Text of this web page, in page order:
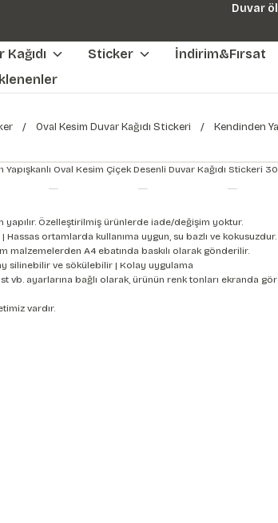
Duvar
Kağıdı Sticker İndirim&Fırsat
Oval Kesim Duvar Kağıdı Stickeri Kendinden
Özelleştirilmiş ürünlerde iade/değişim yoktur.
| Hassas ortamlarda kullanıma uygun, su bazlı ve kokusuzdur.
malzemelerden A4 ebatında baskılı olarak gönderilir.
silinebilir ve sökülebilir | Kolay uygulama
vb. ayarlarına bağlı olarak, ürünün renk tonları ekranda
vardır.